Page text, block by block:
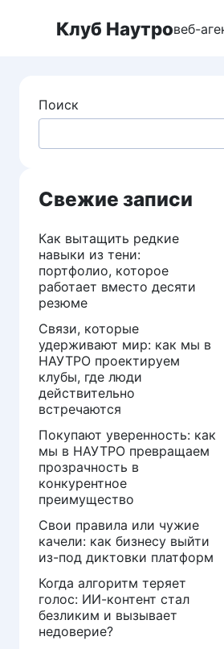
Клуб Наутровеб-
Поиск
Свежие записи
Как вытащить редкие
навыки из тени:
портфолио, которое
работает вместо десяти
резюме
Связи, которые
удерживают мир: как мы в
НАУТРО проектируем
клубы, где люди
действительно
встречаются
Покупают уверенность: как
мы в НАУТРО превращаем
прозрачность в
конкурентное
преимущество
Свои правила или чужие
качели: как бизнесу выйти
из-под диктовки платформ
Когда алгоритм теряет
голос: ИИ-контент стал
безликим и вызывает
недоверие?